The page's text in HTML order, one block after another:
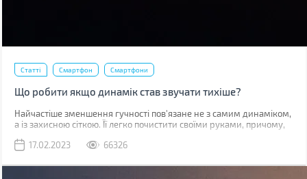
Статті Смартфон Смартфони
Що робити якщо динамік став звучати тихіше?
Найчастіше зменшення гучності пов'язане не з самим динаміком,
а із захисною сіткою. Її легко почистити своїми руками, причому,
17.02.2023
66326